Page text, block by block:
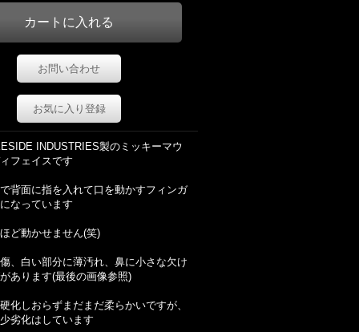
お問い合わせ
お気に入り登録
INDUSTRIES製のミッキーマウ
フェイスです
背面に指を入れて口を動かすフィンガ
なっています
ど動かせません(笑)
、白い部分に薄汚れ、鼻に小さな欠け
あります(最後の画像参照)
化しおらずまだまだ柔らかいですが、
劣化はしています